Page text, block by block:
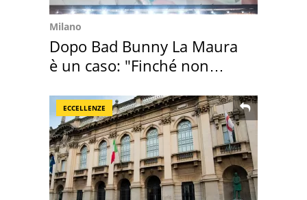
Milano
Dopo Bad Bunny La Maura
è un caso: "Finché non
ECCELLENZE